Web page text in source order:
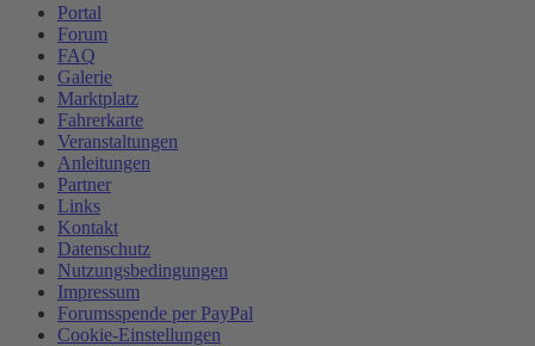
Portal
Forum
FAQ
Galerie
Marktplatz
Fahrerkarte
Veranstaltungen
Anleitungen
Partner
Links
Kontakt
Datenschutz
Nutzungsbedingungen
Impressum
Forumsspende per PayPal
Cookie-Einstellungen